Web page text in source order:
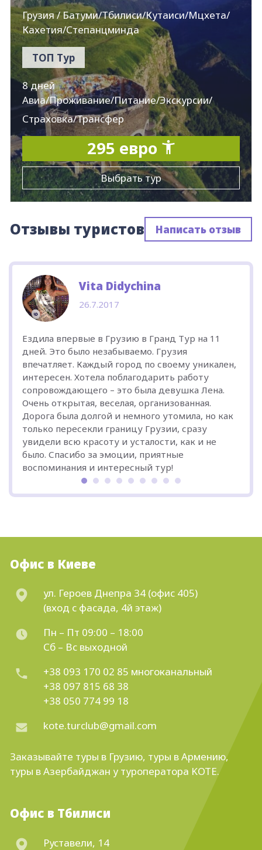
Грузия / Батуми/Тбилиси/Кутаиси/Мцхета/
Кахетия/Степанцминда
ТОП Тур
8 дней
Авиа/Проживание/Питание/Экскурсии/
Страховка/Трансфер
295 евро
Выбрать тур
Отзывы туристов Написать отзыв
Vita Didychina
26.7.2017
Ездила впервые в Грузию в Гранд Тур на 11
дней. Это было незабываемо. Грузия
впечатляет. Каждый город по своему уникален,
интересен. Хотела поблагодарить работу
сопровождающего – это была девушка Лена.
Очень открытая, веселая, организованная.
Дорога была долгой и немного утомила, но как
только пересекли границу Грузии, сразу
увидели всю красоту и усталости, как и не
было. Спасибо за эмоции, приятные
воспоминания и интересный тур!
Офис в Киеве
ул. Героев Днепра 34 (офис 405)
(вход с фасада, 4й этаж)
Пн – Пт 09:00 – 18:00
Сб – Вс выходной
+38 093 170 02 85 многоканальный
+38 097 815 68 38
+38 050 774 99 18
kote.turclub@gmail.com
Заказывайте туры в Грузию, туры в Армению,
туры в Азербайджан у туроператора KOTE.
Офис в Тбилиси
Руставели, 14